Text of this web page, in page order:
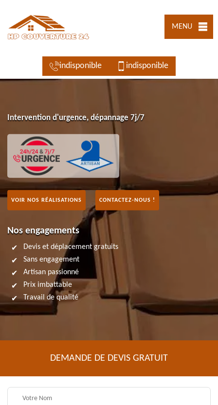
MENU
indisponible indisponible
Intervention d'urgence, dépannage 7j/7
VOIR NOS RÉALISATIONS CONTACTEZ-NOUS !
Nos engagements
Devis et déplacement gratuits
Sans engagement
Artisan passionné
Prix imbattable
Travail de qualité
DEMANDE DE DEVIS GRATUIT